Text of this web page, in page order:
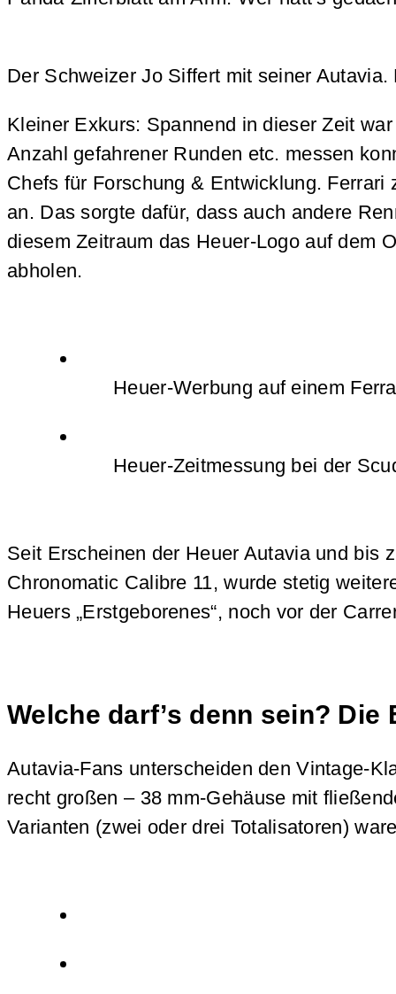
Der Schweizer Jo Siffert mit seiner
Kleiner Exkurs: Spannend in dieser Zeit
Anzahl gefahrener Runden etc. messen
Chefs für Forschung & Entwicklung.
an. Das sorgte dafür, dass auch andere
diesem Zeitraum das Heuer-Logo auf dem
abholen.
Heuer-Werbung auf einem
Heuer-Zeitmessung bei der
Seit Erscheinen der Heuer Autavia und bis
Chronomatic Calibre 11, wurde stetig
Heuers „Erstgeborenes“, noch vor der
Welche darf’s denn sein?
Autavia-Fans unterscheiden den Vintage-
recht großen – 38 mm-Gehäuse mit
Varianten (zwei oder drei Totalisatoren)